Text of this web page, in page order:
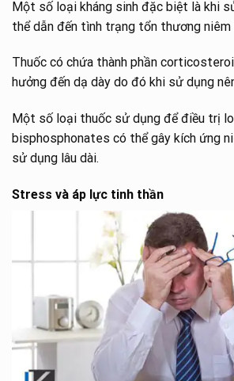
Một số loại kháng sinh đặc biệt là khi
thể dẫn đến tình trạng tổn thương niêm
Thuốc có chứa thành phần
hưởng đến dạ dày do đó khi sử dụng
Một số loại thuốc sử dụng để điều trị
bisphosphonates có thể gây kích ứng
sử dụng lâu dài.
Stress và áp lực tinh thần